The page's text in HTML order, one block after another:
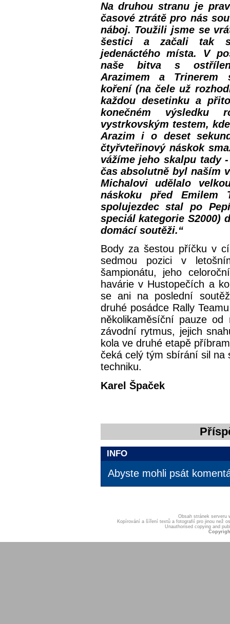
Na druhou stranu je
časové ztrátě pro nás
náboj. Toužili jsme se
šestici a začali tak
jedenáctého místa. V
naše bitva s
Arazimem a Trinerem
koření (na čele už
každou desetinku a
konečném výsledku
vystrkovským testem,
Arazim i o deset
čtyřvteřinový náskok
vážíme jeho skalpu tady
čas absolutně byl naším
Michalovi udělalo
náskoku před Emilem
spolujezdec stal po
speciál kategorie S2000)
domácí soutěži.“
Body za šestou příčku v
sedmou pozici v
šampionátu, jeho
havárie v Hustopečích a
se ani na poslední
druhé posádce Rally
několikaměsíční pauze
závodní rytmus, jejich
kola ve druhé etapě
čeká celý tým sbírání sil na
techniku.
Karel Špaček
INFO
Abyste mohli psát
Obsah stránek serveru
Kopírování a šíření textů a fotografií pro jinou než
Unauthorised copying and